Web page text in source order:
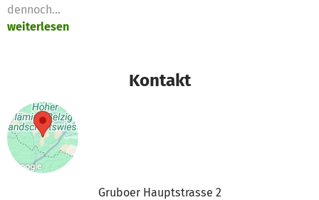
dennoch...
weiterlesen
Kontakt
Gruboer Hauptstrasse 2